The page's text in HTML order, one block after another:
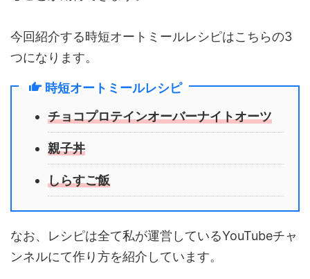
今回紹介する時短オートミールレシピはこちらの3
つになります。
時短オートミールレシピ
チョコプロテインオーバーナイトオーツ
親子丼
しらすご飯
なお、レシピは全て私が運営しているYouTubeチャ
ンネルにて作り方を紹介しています。